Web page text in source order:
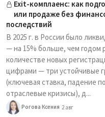
Exit-комплаенс: как
или продаже без
последствий
В 2025 г. в России было
— на 15% больше, чем годом
количестве новых
цифрами — три устойчивые
(ключевая ставка, падение
отраслевые кризисы), д...
Рогова Ксения 2 авг